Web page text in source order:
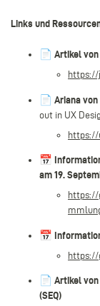
Links und
📄 Artikel
📄 Ariana
out in UX
📅
am 19.
https://
📅
https://
📄 Artikel von
(SEQ)